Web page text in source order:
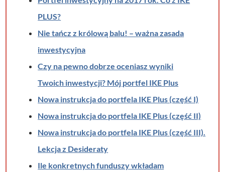
PLUS?
Nie tańcz z królową balu! – ważna zasada
inwestycyjna
Czy na pewno dobrze oceniasz wyniki
Twoich inwestycji? Mój portfel IKE Plus
Nowa instrukcja do portfela IKE Plus (część I)
Nowa instrukcja do portfela IKE Plus (część II)
Nowa instrukcja do portfela IKE Plus (część III).
Lekcja z Desideraty
Ile konkretnych funduszy wkładam